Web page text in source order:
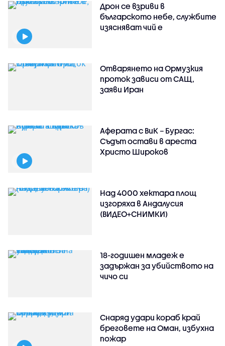
Дрон се взриви в
българското небе, службите
изясняват чий е
Отварянето на Ормузкия
проток зависи от САЩ,
заяви Иран
Аферата с ВиК – Бургас:
Съдът остави в ареста
Христо Широков
Над 4000 хектара площ
изгоряха в Андалусия
(ВИДЕО+СНИМКИ)
18-годишен младеж е
задържан за убийството на
чичо си
Снаряд удари кораб край
бреговете на Оман, избухна
пожар